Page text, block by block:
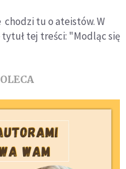
chodzi tu o ateistów. W
tej treści: "Modląc się